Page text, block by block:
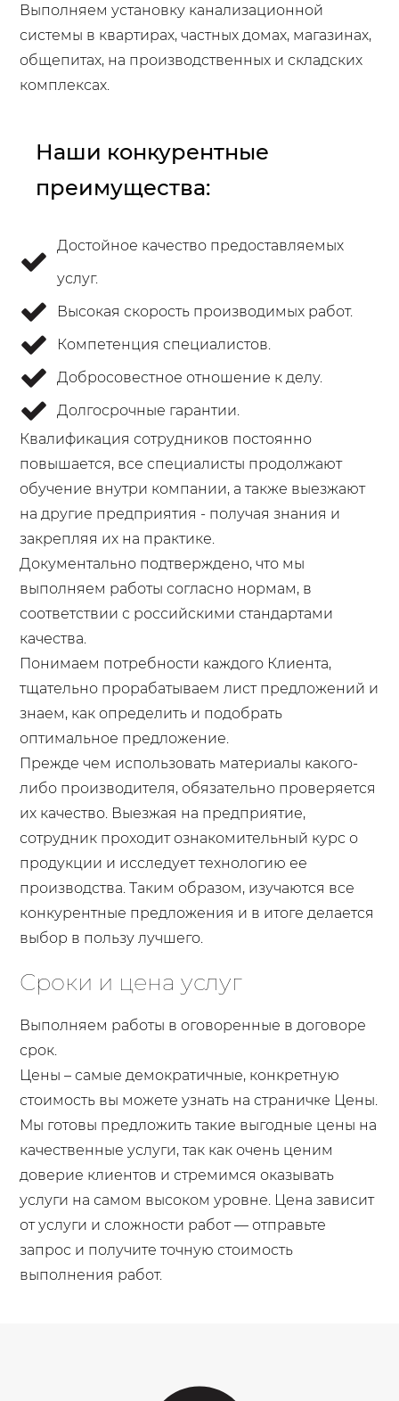
Выполняем установку канализационной
системы в квартирах, частных домах, магазинах,
общепитах, на производственных и складских
комплексах.
Наши конкурентные
преимущества:
Достойное качество предоставляемых
услуг.
Высокая скорость производимых работ.
Компетенция специалистов.
Добросовестное отношение к делу.
Долгосрочные гарантии.
Квалификация сотрудников постоянно
повышается, все специалисты продолжают
обучение внутри компании, а также выезжают
на другие предприятия - получая знания и
закрепляя их на практике.
Документально подтверждено, что мы
выполняем работы согласно нормам, в
соответствии с российскими стандартами
качества.
Понимаем потребности каждого Клиента,
тщательно прорабатываем лист предложений и
знаем, как определить и подобрать
оптимальное предложение.
Прежде чем использовать материалы какого-
либо производителя, обязательно проверяется
их качество. Выезжая на предприятие,
сотрудник проходит ознакомительный курс о
продукции и исследует технологию ее
производства. Таким образом, изучаются все
конкурентные предложения и в итоге делается
выбор в пользу лучшего.
Сроки и цена услуг
Выполняем работы в оговоренные в договоре
срок.
Цены – самые демократичные, конкретную
стоимость вы можете узнать на страничке Цены.
Мы готовы предложить такие выгодные цены на
качественные услуги, так как очень ценим
доверие клиентов и стремимся оказывать
услуги на самом высоком уровне. Цена зависит
от услуги и сложности работ — отправьте
запрос и получите точную стоимость
выполнения работ.